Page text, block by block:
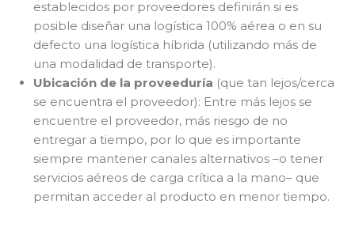
establecidos por proveedores definirán si es
posible diseñar una logística 100% aérea o en su
defecto una logística híbrida (utilizando más de
una modalidad de transporte).
Ubicación de la proveeduría (que tan lejos/cerca
se encuentra el proveedor): Entre más lejos se
encuentre el proveedor, más riesgo de no
entregar a tiempo, por lo que es importante
siempre mantener canales alternativos –o tener
servicios aéreos de carga crítica a la mano– que
permitan acceder al producto en menor tiempo.